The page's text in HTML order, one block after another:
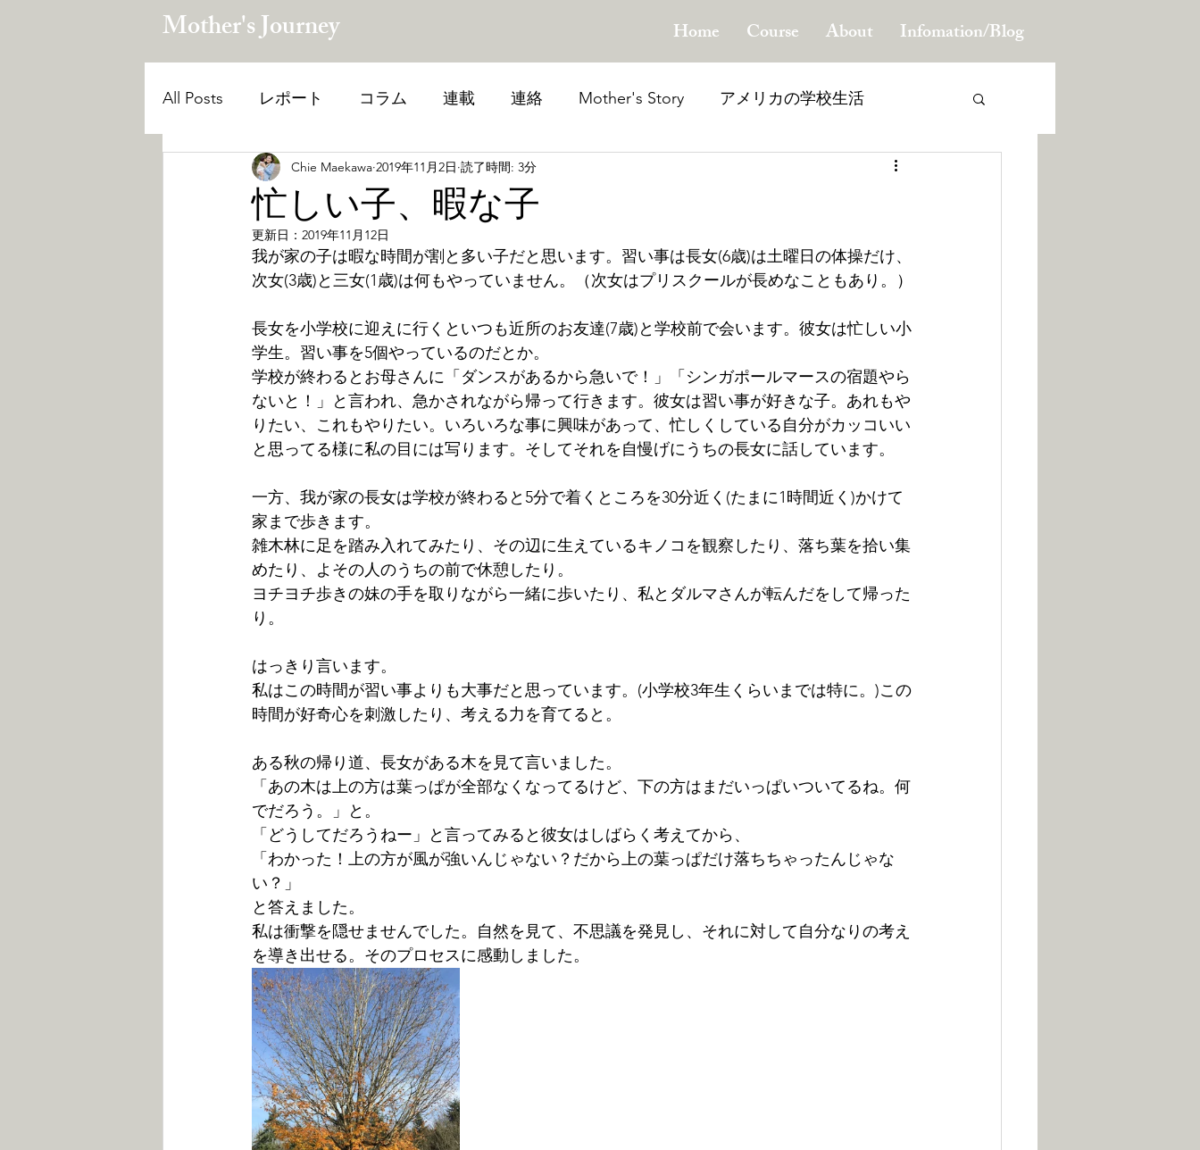
Mother's Journey Home Course About Infomation/Blog
All Posts レポート コラム 連載 連絡 Mother's Story アメリカの学校生活
自己肯定感を育てる 無題のカテゴリー 次世代を生きる子供たちを育てる
忙しい子、暇な子
Chie Maekawa 2019年11月2日 読了時間: 3分
更新日： 2019年11月12日
我が家の子は暇な時間が割と多い子だと思います。習い事は長女(6歳)は土曜日の体操だけ、
次女(3歳)と三女(1歳)は何もやっていません。（次女はプリスクールが長めなこともあり。）
長女を小学校に迎えに行くといつも近所のお友達(7歳)と学校前で会います。彼女は忙しい小
学生。習い事を5個やっているのだとか。
学校が終わるとお母さんに「ダンスがあるから急いで！」「シンガポールマースの宿題やら
ないと！」と言われ、急かされながら帰って行きます。彼女は習い事が好きな子。あれもや
りたい、これもやりたい。いろいろな事に興味があって、忙しくしている自分がカッコいい
と思ってる様に私の目には写ります。そしてそれを自慢げにうちの長女に話しています。
一方、我が家の長女は学校が終わると5分で着くところを30分近く(たまに1時間近く)かけて
家まで歩きます。
雑木林に足を踏み入れてみたり、その辺に生えているキノコを観察したり、落ち葉を拾い集
めたり、よその人のうちの前で休憩したり。
ヨチヨチ歩きの妹の手を取りながら一緒に歩いたり、私とダルマさんが転んだをして帰った
り。
はっきり言います。
私はこの時間が習い事よりも大事だと思っています。(小学校3年生くらいまでは特に。)この
時間が好奇心を刺激したり、考える力を育てると。
ある秋の帰り道、長女がある木を見て言いました。
「あの木は上の方は葉っぱが全部なくなってるけど、下の方はまだいっぱいついてるね。何
でだろう。」と。
「どうしてだろうねー」と言ってみると彼女はしばらく考えてから、
「わかった！上の方が風が強いんじゃない？だから上の葉っぱだけ落ちちゃったんじゃな
い？」
と答えました。
私は衝撃を隠せませんでした。自然を見て、不思議を発見し、それに対して自分なりの考え
を導き出せる。そのプロセスに感動しました。